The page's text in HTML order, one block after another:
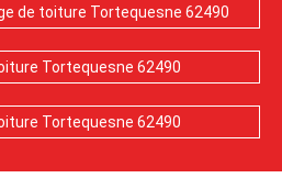
de toiture Tortequesne 62490
Tortequesne 62490
Tortequesne 62490